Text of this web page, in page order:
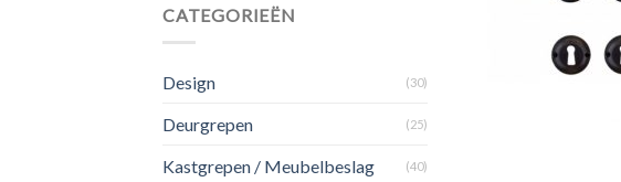
CATEGORIEËN
Design (30)
Deurgrepen (25)
Kastgrepen / Meubelbeslag (40)